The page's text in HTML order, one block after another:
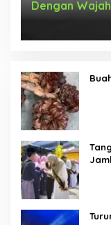
Dengan